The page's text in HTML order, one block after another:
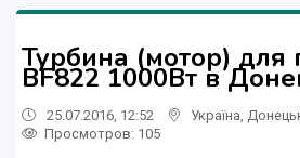
Турбина (мотор) для
BF822 1000Вт в
25.07.2016, 12:52 Україна
Просмотров: 105